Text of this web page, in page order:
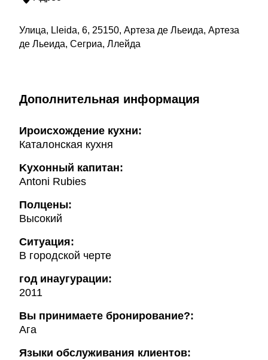
Улица, Lleida, 6, 25150, Артеза де Льеида, Артеза
де Льеида, Сегриа, Ллейда
Дополнительная информация
Ироисхождение кухни:
Каталонская кухня
Kухонный капитан:
Antoni Rubies
Полцены:
Высокий
Ситуация:
В городской черте
год инаугурации:
2011
Вы принимаете бронирование?:
Ага
Языки обслуживания клиентов: